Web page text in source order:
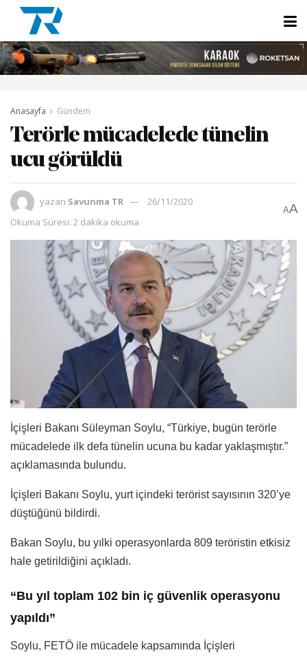
Anasayfa Gündem
Terörle mücadelede tünelin
ucu görüldü
yazan Savunma TR
26/11/2020
Okuma Süresi: 2 dakika okuma
AA
İçişleri Bakanı Süleyman Soylu, “Türkiye, bugün terörle
mücadelede ilk defa tünelin ucuna bu kadar yaklaşmıştır.”
açıklamasında bulundu.
İçişleri Bakanı Soylu, yurt içindeki terörist sayısının 320’ye
düştüğünü bildirdi.
Bakan Soylu, bu yılki operasyonlarda 809 teröristin etkisiz
hale getirildiğini açıkladı.
“Bu yıl toplam 102 bin iç güvenlik operasyonu
yapıldı”
Soylu, FETÖ ile mücadele kapsamında İçişleri